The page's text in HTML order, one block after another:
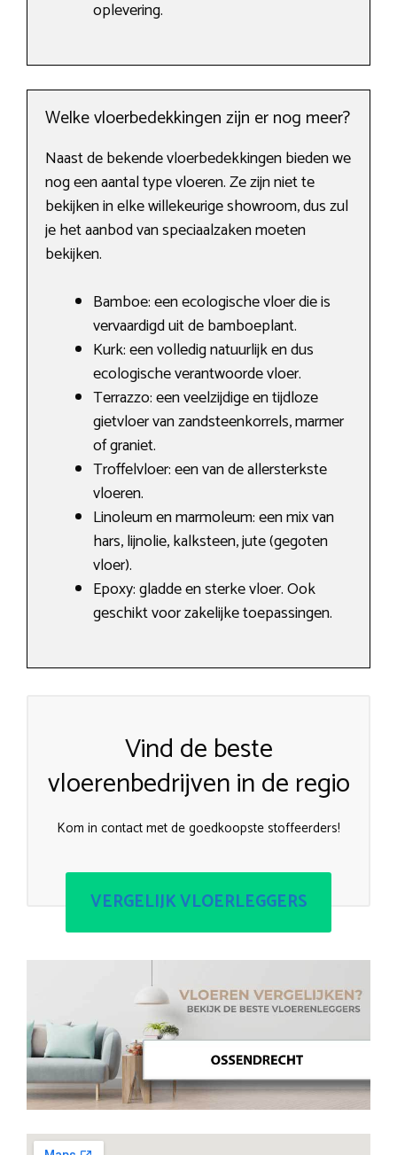
oplevering.
Welke vloerbedekkingen zijn er nog meer?
Naast de bekende vloerbedekkingen bieden we
nog een aantal type vloeren. Ze zijn niet te
bekijken in elke willekeurige showroom, dus zul
je het aanbod van speciaalzaken moeten
bekijken.
Bamboe: een ecologische vloer die is
vervaardigd uit de bamboeplant.
Kurk: een volledig natuurlijk en dus
ecologische verantwoorde vloer.
Terrazzo: een veelzijdige en tijdloze
gietvloer van zandsteenkorrels, marmer
of graniet.
Troffelvloer: een van de allersterkste
vloeren.
Linoleum en marmoleum: een mix van
hars, lijnolie, kalksteen, jute (gegoten
vloer).
Epoxy: gladde en sterke vloer. Ook
geschikt voor zakelijke toepassingen.
Vind de beste
vloerenbedrijven in de regio
Kom in contact met de goedkoopste stoffeerders!
VERGELIJK VLOERLEGGERS